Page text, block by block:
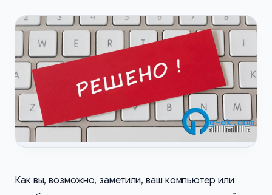
Как вы, возможно, заметили, ваш компьютер или